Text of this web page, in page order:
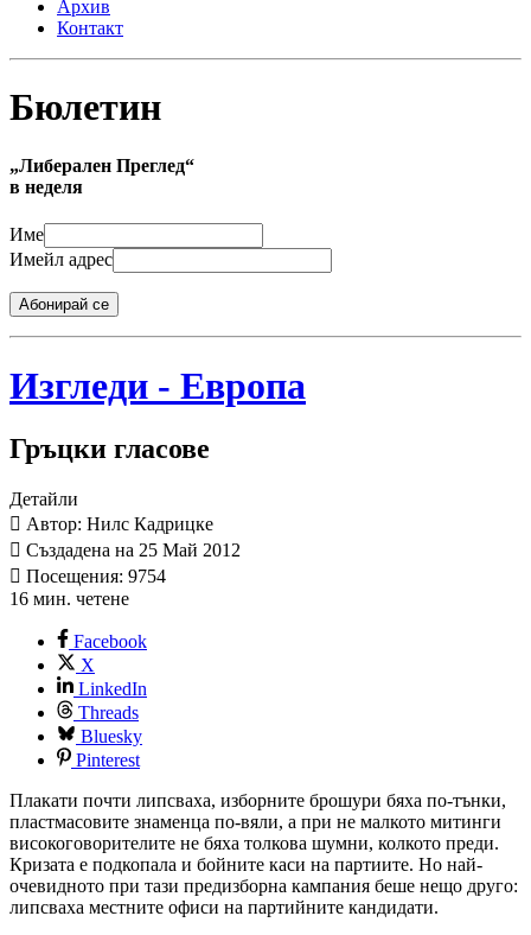
Архив
Контакт
Бюлетин
„Либерален Преглед“
в неделя
Име
Имейл адрес
Абонирай се
Изгледи - Европа
Гръцки гласове
Детайли
Автор: Нилс Кадрицке
Създадена на 25 Май 2012
Посещения: 9754
16 мин. четене
Facebook
X
LinkedIn
Threads
Bluesky
Pinterest
Плакати почти липсваха, изборните брошури бяха по-тънки,
пластмасовите знаменца по-вяли, а при не малкото митинги
високоговорителите не бяха толкова шумни, колкото преди.
Кризата е подкопала и бойните каси на партиите. Но най-
очевидното при тази предизборна кампания беше нещо друго:
липсваха местните офиси на партийните кандидати.